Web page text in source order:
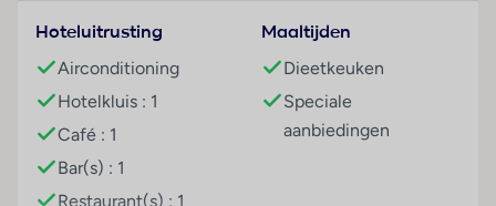
Kamers
De comfortabele inrichting van de kamers van het
hotel met enkele handige faciliteiten maken het
verblijf compleet. Wi-Fi (kosteloos) is ook bij de
basiZeezichtoorzieningen van de kamers inbegrepen.
Het hotel beschikt over gezinskamers en niet-
Hoteluitrusting
Airconditioning
Hotelkluis : 1
Café : 1
Bar(s) : 1
Restaurant(s) : 1
Maaltijden
Dieetkeuken
Speciale
aanbiedingen